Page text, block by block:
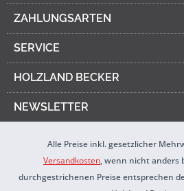
ZAHLUNGSARTEN
SERVICE
HOLZLAND BECKER
NEWSLETTER
Alle Preise inkl. gesetzlicher
Versandkosten, wenn nicht anders
durchgestrichenen Preise entsprechen